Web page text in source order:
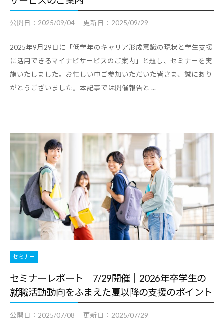
公開日： 2025/09/04 更新日： 2025/09/29
2025年9月29日に「低学年のキャリア形成意識の現状と学生支援
に活用できるマイナビサービスのご案内」と題し、セミナーを実
施いたしました。お忙しい中ご参加いただいた皆さま、誠にあり
がとうございました。本記事では開催報告と ...
セミナー
セミナーレポート｜7/29開催｜2026年卒学生の
就職活動動向をふまえた夏以降の支援のポイント
公開日： 2025/07/08 更新日： 2025/07/29